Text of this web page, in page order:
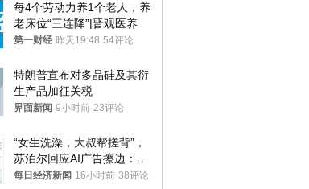
每4个劳动力养1个老人，养
老床位“三连降”|晋观医养
第一财经 昨天19:48 54评论
特朗普宣布对多晶硅及其衍
生产品加征关税
界面新闻 9小时前 23评论
“女生洗澡，大叔帮搓背”，
苏泊尔回应AI广告擦边：视
频全下架，已强化内容管理
每日经济新闻 16小时前 38评论